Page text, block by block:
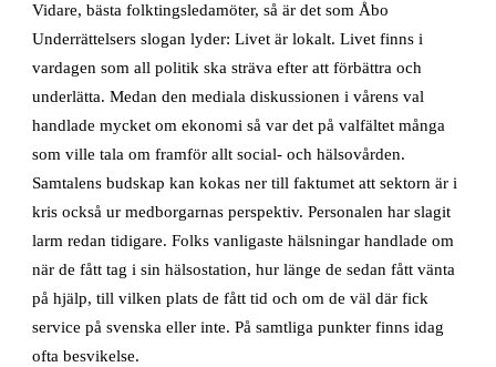
Vidare, bästa folktingsledamöter, så är det som Åbo
Underrättelsers slogan lyder: Livet är lokalt. Livet finns i
vardagen som all politik ska sträva efter att förbättra och
underlätta. Medan den mediala diskussionen i vårens val
handlade mycket om ekonomi så var det på valfältet många
som ville tala om framför allt social- och hälsovården.
Samtalens budskap kan kokas ner till faktumet att sektorn är i
kris också ur medborgarnas perspektiv. Personalen har slagit
larm redan tidigare. Folks vanligaste hälsningar handlade om
när de fått tag i sin hälsostation, hur länge de sedan fått vänta
på hjälp, till vilken plats de fått tid och om de väl där fick
service på svenska eller inte. På samtliga punkter finns idag
ofta besvikelse.